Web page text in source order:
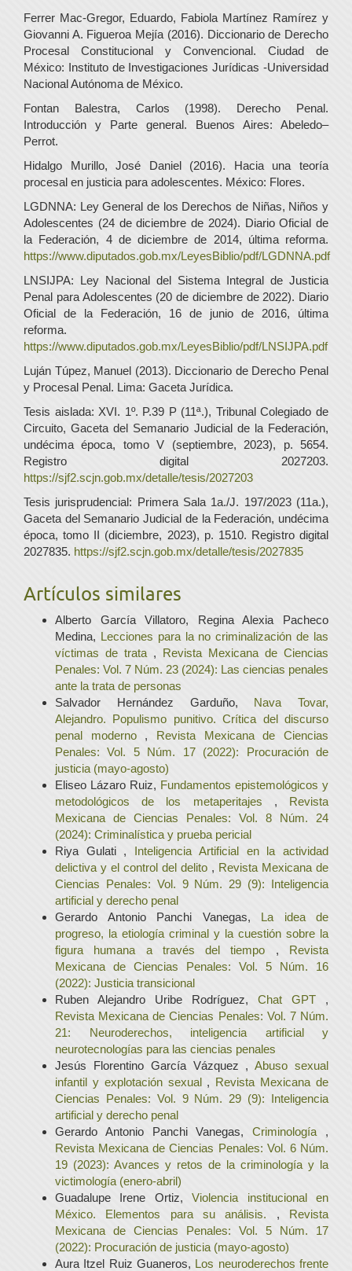
Ferrer Mac-Gregor, Eduardo, Fabiola Martínez Ramírez y
Giovanni A. Figueroa Mejía (2016). Diccionario de Derecho
Procesal Constitucional y Convencional. Ciudad de
México: Instituto de Investigaciones Jurídicas -Universidad
Nacional Autónoma de México.
Fontan Balestra, Carlos (1998). Derecho Penal.
Introducción y Parte general. Buenos Aires: Abeledo–
Perrot.
Hidalgo Murillo, José Daniel (2016). Hacia una teoría
procesal en justicia para adolescentes. México: Flores.
LGDNNA: Ley General de los Derechos de Niñas, Niños y
Adolescentes (24 de diciembre de 2024). Diario Oficial de
la Federación, 4 de diciembre de 2014, última reforma.
https://www.diputados.gob.mx/LeyesBiblio/pdf/LGDNNA.pdf
LNSIJPA: Ley Nacional del Sistema Integral de Justicia
Penal para Adolescentes (20 de diciembre de 2022). Diario
Oficial de la Federación, 16 de junio de 2016, última
reforma.
https://www.diputados.gob.mx/LeyesBiblio/pdf/LNSIJPA.pdf
Luján Túpez, Manuel (2013). Diccionario de Derecho Penal
y Procesal Penal. Lima: Gaceta Jurídica.
Tesis aislada: XVI. 1º. P.39 P (11ª.), Tribunal Colegiado de
Circuito, Gaceta del Semanario Judicial de la Federación,
undécima época, tomo V (septiembre, 2023), p. 5654.
Registro digital 2027203.
https://sjf2.scjn.gob.mx/detalle/tesis/2027203
Tesis jurisprudencial: Primera Sala 1a./J. 197/2023 (11a.),
Gaceta del Semanario Judicial de la Federación, undécima
época, tomo II (diciembre, 2023), p. 1510. Registro digital
2027835. https://sjf2.scjn.gob.mx/detalle/tesis/2027835
Artículos similares
Alberto García Villatoro, Regina Alexia Pacheco
Medina, Lecciones para la no criminalización de las
víctimas de trata , Revista Mexicana de Ciencias
Penales: Vol. 7 Núm. 23 (2024): Las ciencias penales
ante la trata de personas
Salvador Hernández Garduño, Nava Tovar,
Alejandro. Populismo punitivo. Crítica del discurso
penal moderno , Revista Mexicana de Ciencias
Penales: Vol. 5 Núm. 17 (2022): Procuración de
justicia (mayo-agosto)
Eliseo Lázaro Ruiz, Fundamentos epistemológicos y
metodológicos de los metaperitajes , Revista
Mexicana de Ciencias Penales: Vol. 8 Núm. 24
(2024): Criminalística y prueba pericial
Riya Gulati , Inteligencia Artificial en la actividad
delictiva y el control del delito , Revista Mexicana de
Ciencias Penales: Vol. 9 Núm. 29 (9): Inteligencia
artificial y derecho penal
Gerardo Antonio Panchi Vanegas, La idea de
progreso, la etiología criminal y la cuestión sobre la
figura humana a través del tiempo , Revista
Mexicana de Ciencias Penales: Vol. 5 Núm. 16
(2022): Justicia transicional
Ruben Alejandro Uribe Rodríguez, Chat GPT ,
Revista Mexicana de Ciencias Penales: Vol. 7 Núm.
21: Neuroderechos, inteligencia artificial y
neurotecnologías para las ciencias penales
Jesús Florentino García Vázquez ,Abuso sexual
infantil y explotación sexual , Revista Mexicana de
Ciencias Penales: Vol. 9 Núm. 29 (9): Inteligencia
artificial y derecho penal
Gerardo Antonio Panchi Vanegas,Criminología ,
Revista Mexicana de Ciencias Penales: Vol. 6 Núm.
19 (2023): Avances y retos de la criminología y la
victimología (enero-abril)
Guadalupe Irene Ortiz,Violencia institucional en
México. Elementos para su análisis. , Revista
Mexicana de Ciencias Penales: Vol. 5 Núm. 17
(2022): Procuración de justicia (mayo-agosto)
Aura Itzel Ruiz Guaneros, Los neuroderechos frente